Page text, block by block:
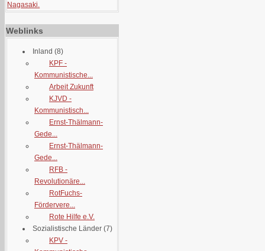
Nagasaki.
Weblinks
Inland (8)
KPF -
Kommunistische...
Arbeit Zukunft
KJVD -
Kommunistisch...
Ernst-Thälmann-
Gede...
Ernst-Thälmann-
Gede...
RFB -
Revolutionäre...
RotFuchs-
Fördervere...
Rote Hilfe e.V.
Sozialistische Länder (7)
KPV -